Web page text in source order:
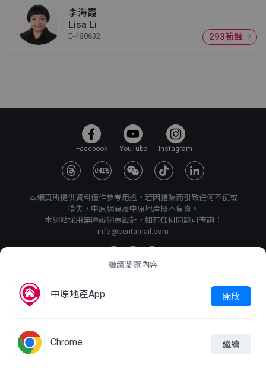
李海霞
Lisa Li
E-480632 293筍盤
繼續瀏覽內容
中原地產App 開啟
Chrome
繼續
Facebook YouTube Instagram
本網頁所提供資料僅作參考用途。若因錯漏而引致任何不便或
損失，中原網頁及中原地產概不負責。
本網站採用無障礙網頁設計，如有任何問題可查詢：
info@centamail.com
©2026 中原地產代理有限公司 版權所有・
牌照號碼 C-000227
中原集團管理有限公司